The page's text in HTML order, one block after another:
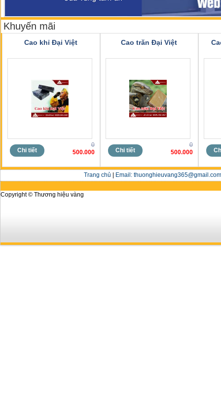
Khuyến mãi
Cao khỉ Đại Việt
Chi tiết
0
500.000
Cao trăn Đại Việt
Chi tiết
0
500.000
Trang chủ Email:
Copyright © Thương hiệu vàng